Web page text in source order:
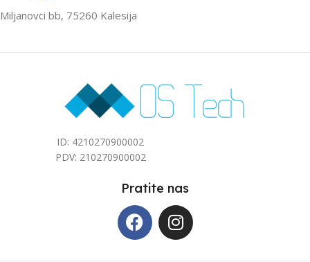
ZA PROSTOR DO (M2)
40 40
Miljanovci bb, 75260 Kalesija
ID: 4210270900002
PDV: 210270900002
Pratite nas